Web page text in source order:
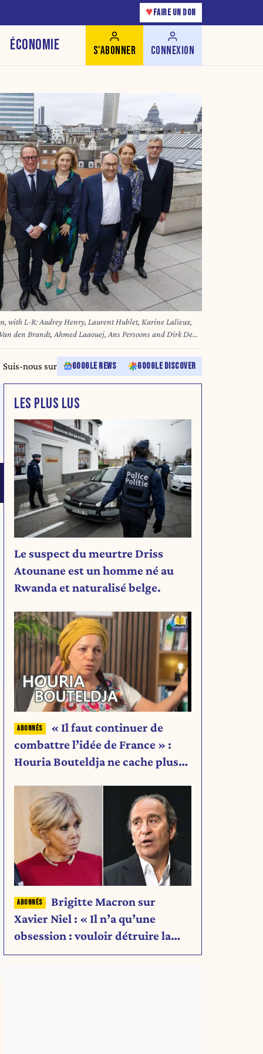
♥ FAIRE UN DON
ÉCONOMIE S'ABONNER CONNEXION
with L-R: Audrey Henry, Laurent Hublet, Karine Lalieux,
den Brandt, Ahmed Laaouej, Ans Persoons and Dirk De
oath ceremony at a plenary session of the Brussels
2026. The new Brussels Region Minister team, with L-
Lalieux, Minister-President Boris Dillies, Elke Van den
Dirk De Smedt poses for the photographer after The MR,
side, along with Groen, Anders, Vooruit, and CD&V on
to form a Brussels government after more than 600
Suis-nous sur GOOGLE NEWS GOOGLE DISCOVER
LES PLUS LUS
Le suspect du meurtre Driss
Atounane est un homme né au
Rwanda et naturalisé belge.
« Il faut continuer de
combattre l’idée de France » :
Houria Bouteldja ne cache plus
Brigitte Macron sur
Xavier Niel : « Il n’a qu’une
obsession : vouloir détruire la
famille Arnault. »